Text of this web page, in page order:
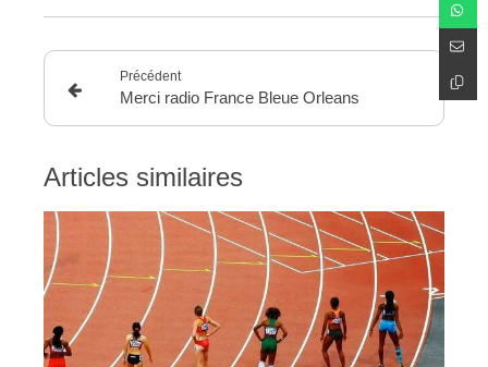
Précédent
Merci radio France Bleue Orleans
Articles similaires